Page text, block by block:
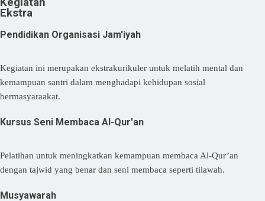
Ekstra
Pendidikan Organisasi Jam'iyah
Kegiatan ini merupakan ekstrakurikuler untuk melatih mental dan
kemampuan santri dalam menghadapi kehidupan sosial
bermasyaraakat.
Kursus Seni Membaca Al-Qur'an
Pelatihan untuk meningkatkan kemampuan membaca Al-Qur’an
dengan tajwid yang benar dan seni membaca seperti tilawah.
Musyawarah